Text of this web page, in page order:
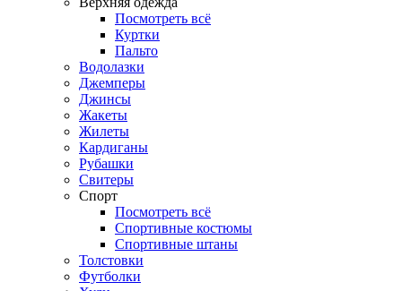
Посмотреть всё
Куртки
Пальто
Водолазки
Джемперы
Джинсы
Жакеты
Жилеты
Кардиганы
Рубашки
Свитеры
Спорт
Посмотреть всё
Спортивные костюмы
Спортивные штаны
Толстовки
Футболки